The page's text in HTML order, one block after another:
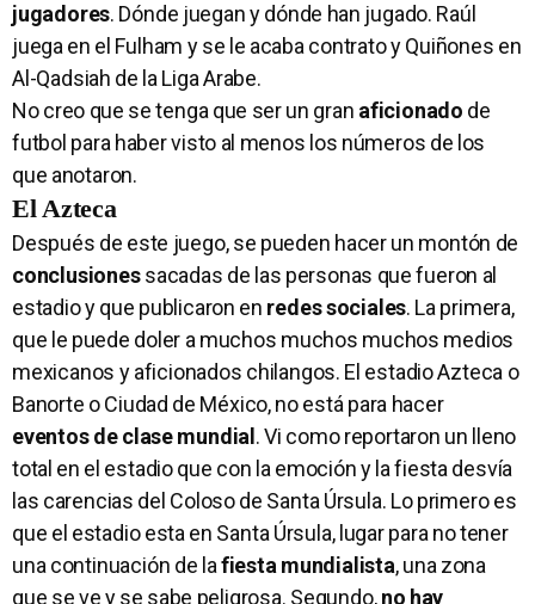
jugadores. Dónde juegan y dónde han jugado. Raúl
juega en el Fulham y se le acaba contrato y Quiñones en
Al-Qadsiah de la Liga Arabe.
No creo que se tenga que ser un gran aficionado de
futbol para haber visto al menos los números de los
que anotaron.
El Azteca
Después de este juego, se pueden hacer un montón de
conclusionessacadas de las personas que fueron al
estadio y que publicaron en redes sociales. La primera,
que le puede doler a muchos muchos muchos medios
mexicanos y aficionados chilangos. El estadio Azteca o
Banorte o Ciudad de México, no está para hacer
eventos de clase mundial . Vi como reportaron un lleno
total en el estadio que con la emoción y la fiesta desvía
las carencias del Coloso de Santa Úrsula. Lo primero es
que el estadio esta en Santa Úrsula, lugar para no tener
una continuación de lafiesta mundialista, una zona
que se ve y se sabe peligrosa. Segundo,no hay